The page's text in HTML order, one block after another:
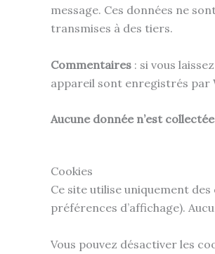
message. Ces données ne
transmises à des tiers.
Commentaires : si vous
appareil sont enregistrés par
Aucune donnée n’est
Cookies
Ce site utilise uniquement
préférences d’affichage).
Vous pouvez désactiver les